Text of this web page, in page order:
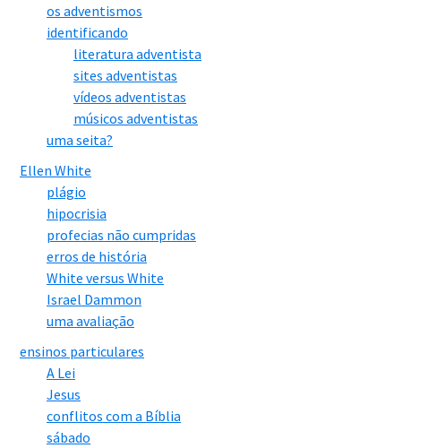
os adventismos
identificando
literatura adventista
sites adventistas
vídeos adventistas
músicos adventistas
uma seita?
Ellen White
plágio
hipocrisia
profecias não cumpridas
erros de história
White versus White
Israel Dammon
uma avaliação
ensinos particulares
A Lei
Jesus
conflitos com a Bíblia
sábado